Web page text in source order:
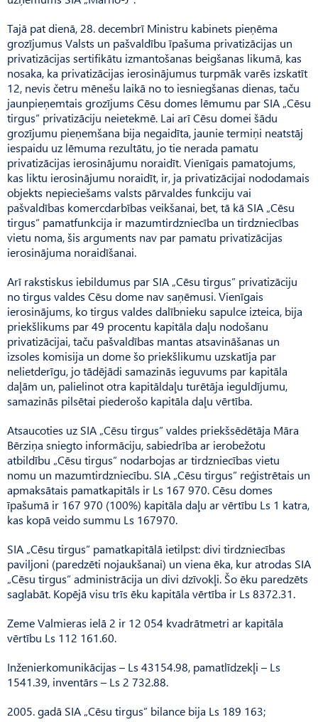
Tajā pat dienā, 28. decembrī Ministru kabinets pieņēma
grozījumus Valsts un pašvaldību īpašuma privatizācijas un
privatizācijas sertifikātu izmantošanas beigšanas likumā, kas
nosaka, ka privatizācijas ierosinājumus turpmāk varēs izskatīt
12, nevis četru mēnešu laikā no to iesniegšanas dienas, taču
jaunpieņemtais grozījums Cēsu domes lēmumu par SIA „Cēsu
tirgus” privatizāciju neietekmē. Lai arī Cēsu domei šādu
grozījumu pieņemšana bija negaidīta, jaunie termiņi neatstāj
iespaidu uz lēmuma rezultātu, jo tie nerada pamatu
privatizācijas ierosinājumu noraidīt. Vienīgais pamatojums,
kas liktu ierosinājumu noraidīt, ir, ja privatizācijai nododamais
objekts nepieciešams valsts pārvaldes funkciju vai
pašvaldības komercdarbības veikšanai, bet, tā kā SIA „Cēsu
tirgus” pamatfunkcija ir mazumtirdzniecība un tirdzniecības
vietu noma, šis arguments nav par pamatu privatizācijas
ierosinājuma noraidīšanai.
Arī rakstiskus iebildumus par SIA „Cēsu tirgus” privatizāciju
no tirgus valdes Cēsu dome nav saņēmusi. Vienīgais
ierosinājums, ko tirgus valdes dalībnieku sapulce izteica, bija
priekšlikums par 49 procentu kapitāla daļu nodošanu
privatizācijai, taču pašvaldības mantas atsavināšanas un
izsoles komisija un dome šo priekšlikumu uzskatīja par
nelietderīgu, jo tādējādi samazinās ieguvums par kapitāla
daļām un, palielinot otra kapitāldaļu turētāja ieguldījumu,
samazinās pilsētai piederošo kapitāla daļu vērtība.
Atsaucoties uz SIA „Cēsu tirgus” valdes priekšsēdētāja Māra
Bērziņa sniegto informāciju, sabiedrība ar ierobežotu
atbildību „Cēsu tirgus” nodarbojas ar tirdzniecības vietu
nomu un mazumtirdzniecību. SIA „Cēsu tirgus” reģistrētais un
apmaksātais pamatkapitāls ir Ls 167 970. Cēsu domes
īpašumā ir 167 970 (100%) kapitāla daļu ar vērtību Ls 1 katra,
kas kopā veido summu Ls 167970.
SIA „Cēsu tirgus” pamatkapitālā ietilpst: divi tirdzniecības
paviljoni (paredzēti nojaukšanai) un viena ēka, kur atrodas SIA
„Cēsu tirgus” administrācija un divi dzīvokļi. Šo ēku paredzēts
saglabāt. Kopējā visu trīs ēku kapitāla vērtība ir Ls 8372.31.
Zeme Valmieras ielā 2 ir 12 054 kvadrātmetri ar kapitāla
vērtību Ls 112 161.60.
Inženierkomunikācijas – Ls 43154.98, pamatlīdzekļi – Ls
1541.39, inventārs – Ls 2 732.88.
2005. gadā SIA „Cēsu tirgus” bilance bija Ls 189 163;